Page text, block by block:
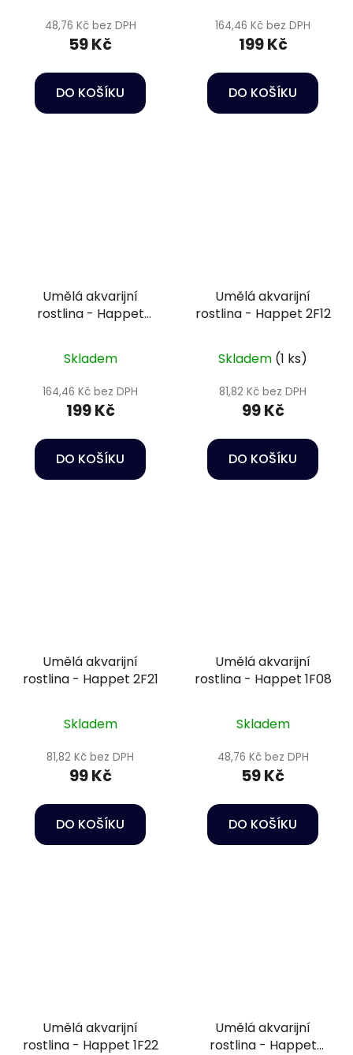
48,76 Kč bez DPH
59 Kč
DO KOŠÍKU
164,46 Kč bez DPH
199 Kč
DO KOŠÍKU
Umělá akvarijní
rostlina - Happet
Skladem
164,46 Kč bez DPH
199 Kč
DO KOŠÍKU
Umělá akvarijní
rostlina - Happet 2F12
Skladem (1 ks)
81,82 Kč bez DPH
99 Kč
DO KOŠÍKU
Umělá akvarijní
rostlina - Happet 2F21
Skladem
81,82 Kč bez DPH
99 Kč
DO KOŠÍKU
Umělá akvarijní
rostlina - Happet 1F08
Skladem
48,76 Kč bez DPH
59 Kč
DO KOŠÍKU
Umělá akvarijní
rostlina - Happet 1F22
Umělá akvarijní
rostlina - Happet